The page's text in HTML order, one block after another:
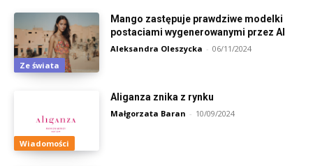
Ze świata
Mango zastępuje prawdziwe modelki
postaciami wygenerowanymi przez AI
Aleksandra Oleszycka - 06/11/2024
Wiadomości
Aliganza znika z rynku
Małgorzata Baran - 10/09/2024